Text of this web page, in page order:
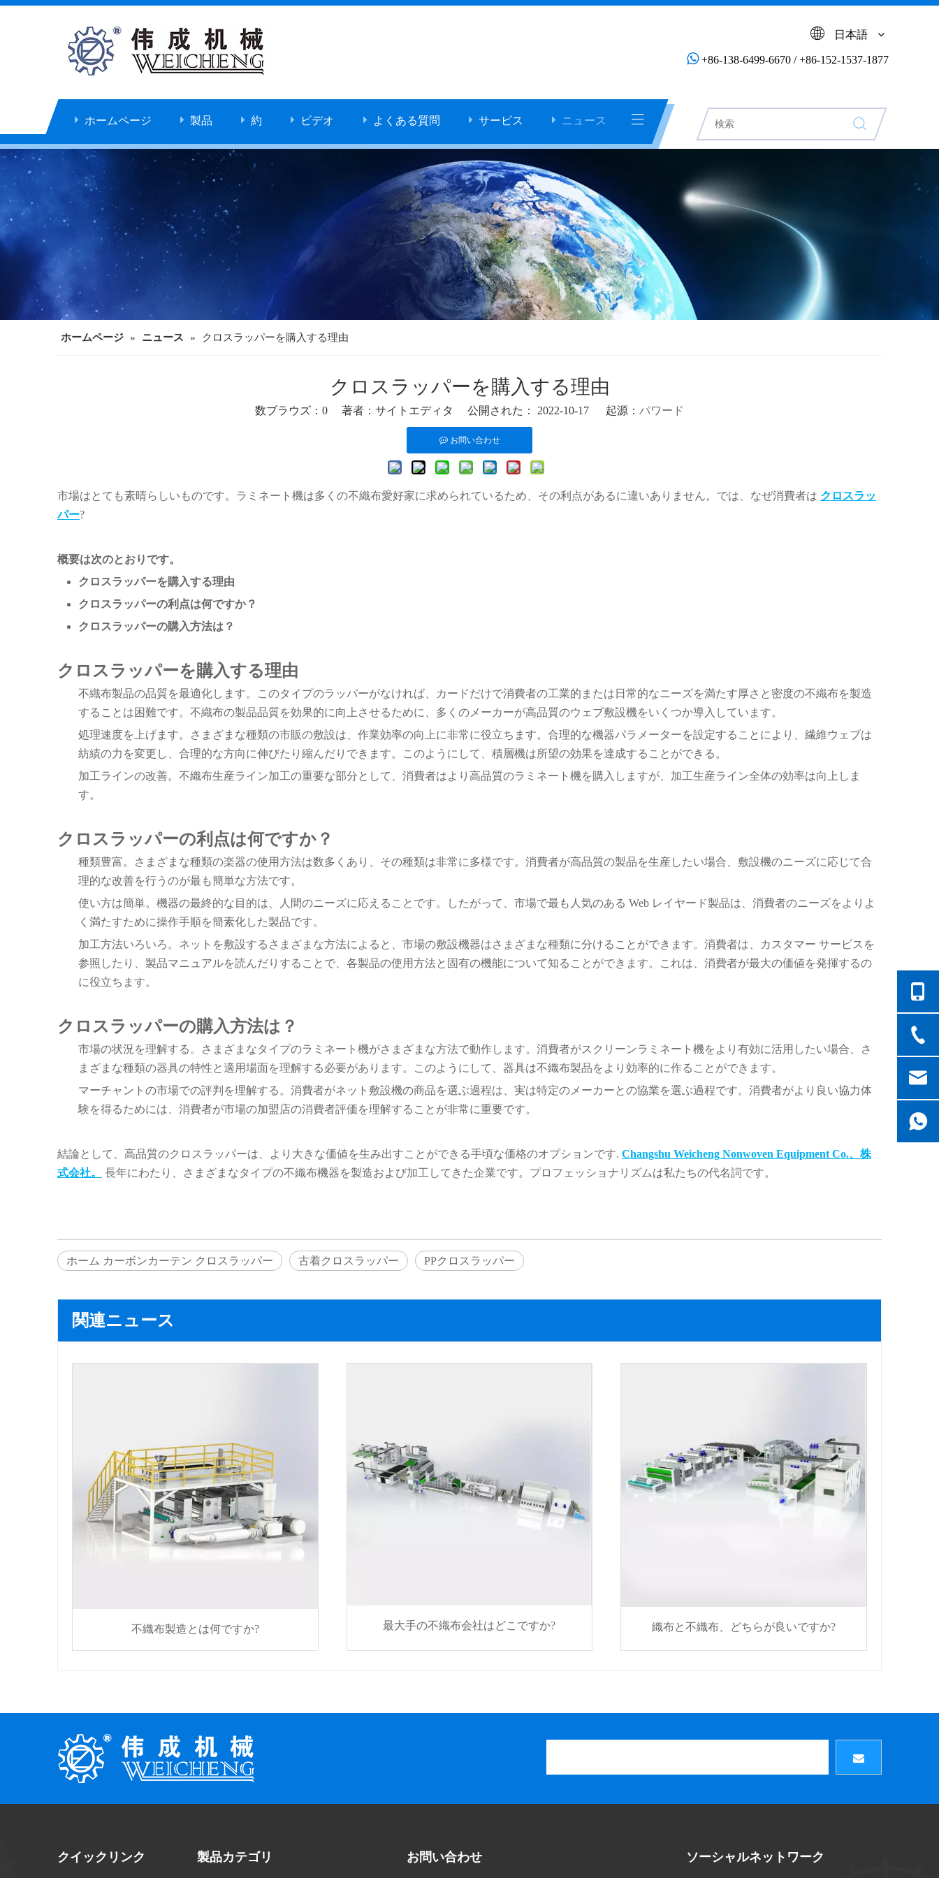
日本語
+86-138-6499-6670 / +86-152-1537-1877
ホームページ 製品 約 ビデオ よくある質問 サービス ニュース
ホームページ » ニュース » クロスラッパーを購入する理由
クロスラッパーを購入する理由
数ブラウズ： 0 著者：サイトエディタ 公開された： 2022-10-17 起源： パワード
お問い合わせ
市場はとても素晴らしいものです。ラミネート機は多くの不織布愛好家に求められているため、その利点があるに違いありません。では、なぜ消費者は クロスラッ
パー?
概要は次のとおりです。
クロスラッパーを購入する理由
クロスラッパーの利点は何ですか？
クロスラッパーの購入方法は？
クロスラッパーを購入する理由
不織布製品の品質を最適化します。このタイプのラッパーがなければ、カードだけで消費者の工業的または日常的なニーズを満たす厚さと密度の不織布を製造
することは困難です。不織布の製品品質を効果的に向上させるために、多くのメーカーが高品質のウェブ敷設機をいくつか導入しています。
処理速度を上げます。さまざまな種類の市販の敷設は、作業効率の向上に非常に役立ちます。合理的な機器パラメーターを設定することにより、繊維ウェブは
紡績の力を変更し、合理的な方向に伸びたり縮んだりできます。このようにして、積層機は所望の効果を達成することができる。
加工ラインの改善。不織布生産ライン加工の重要な部分として、消費者はより高品質のラミネート機を購入しますが、加工生産ライン全体の効率は向上しま
す。
クロスラッパーの利点は何ですか？
種類豊富。さまざまな種類の楽器の使用方法は数多くあり、その種類は非常に多様です。消費者が高品質の製品を生産したい場合、敷設機のニーズに応じて合
理的な改善を行うのが最も簡単な方法です。
使い方は簡単。機器の最終的な目的は、人間のニーズに応えることです。したがって、市場で最も人気のある Web レイヤード製品は、消費者のニーズをよりよ
く満たすために操作手順を簡素化した製品です。
加工方法いろいろ。ネットを敷設するさまざまな方法によると、市場の敷設機器はさまざまな種類に分けることができます。消費者は、カスタマー サービスを
参照したり、製品マニュアルを読んだりすることで、各製品の使用方法と固有の機能について知ることができます。これは、消費者が最大の価値を発揮するの
に役立ちます。
クロスラッパーの購入方法は？
市場の状況を理解する。さまざまなタイプのラミネート機がさまざまな方法で動作します。消費者がスクリーンラミネート機をより有効に活用したい場合、さ
まざまな種類の器具の特性と適用場面を理解する必要があります。このようにして、器具は不織布製品をより効率的に作ることができます。
マーチャントの市場での評判を理解する。消費者がネット敷設機の商品を選ぶ過程は、実は特定のメーカーとの協業を選ぶ過程です。消費者がより良い協力体
験を得るためには、消費者が市場の加盟店の消費者評価を理解することが非常に重要です。
結論として、高品質のクロスラッパーは、より大きな価値を生み出すことができる手頃な価格のオプションです. Changshu Weicheng Nonwoven Equipment Co.、株
式会社。
長年にわたり、さまざまなタイプの不織布機器を製造および加工してきた企業です。プロフェッショナリズムは私たちの代名詞です。
ホーム カーボンカーテン クロスラッパー 古着クロスラッパー PPクロスラッパー
関連ニュース
不織布製造とは何ですか? 最大手の不織布会社はどこですか? 織布と不織布、どちらが良いですか?
クイックリンク 製品カテゴリ お問い合わせ ソーシャルネットワーク